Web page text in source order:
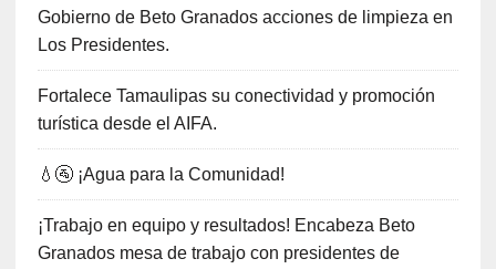
Gobierno de Beto Granados acciones de limpieza en
Los Presidentes.
Fortalece Tamaulipas su conectividad y promoción
turística desde el AIFA.
💧🚰 ¡Agua para la Comunidad!
¡Trabajo en equipo y resultados! Encabeza Beto
Granados mesa de trabajo con presidentes de